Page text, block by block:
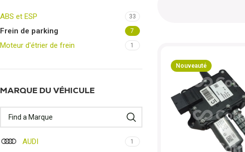
ABS et ESP 33
Frein de parking 7
Moteur d'étrier de frein 1
MARQUE DU VÉHICULE
AUDI 1
Nouveauté